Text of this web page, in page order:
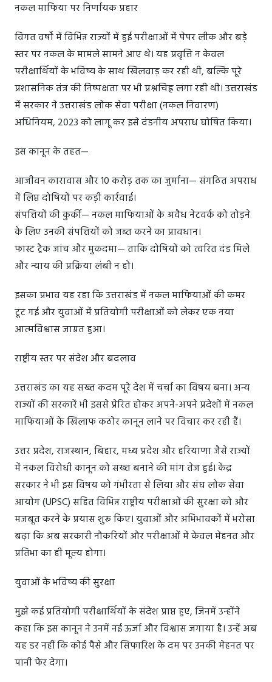
नकल माफिया पर निर्णायक प्रहार
विगत वर्षों में विभिन्न राज्यों में हुई परीक्षाओं में पेपर लीक और बड़े
स्तर पर नकल के मामले सामने आए थे। यह प्रवृत्ति न केवल
परीक्षार्थियों के भविष्य के साथ खिलवाड़ कर रही थी, बल्कि पूरे
प्रशासनिक तंत्र की निष्पक्षता पर भी प्रश्नचिह्न लगा रही थी। उत्तराखंड
में सरकार ने उत्तराखंड लोक सेवा परीक्षा (नकल निवारण)
अधिनियम, 2023 को लागू कर इसे दंडनीय अपराध घोषित किया।
इस कानून के तहत—
आजीवन कारावास और 10 करोड़ तक का जुर्माना— संगठित अपराध
में लिप्त दोषियों पर कड़ी कार्रवाई।
संपत्तियों की कुर्की— नकल माफियाओं के अवैध नेटवर्क को तोड़ने
के लिए उनकी संपत्तियों को जब्त करने का प्रावधान।
फास्ट ट्रैक जांच और मुकदमा— ताकि दोषियों को त्वरित दंड मिले
और न्याय की प्रक्रिया लंबी न हो।
इसका प्रभाव यह रहा कि उत्तराखंड में नकल माफियाओं की कमर
टूट गई और युवाओं में प्रतियोगी परीक्षाओं को लेकर एक नया
आत्मविश्वास जाग्रत हुआ।
राष्ट्रीय स्तर पर संदेश और बदलाव
उत्तराखंड का यह सख्त कदम पूरे देश में चर्चा का विषय बना। अन्य
राज्यों की सरकारें भी इससे प्रेरित होकर अपने-अपने प्रदेशों में नकल
माफियाओं के खिलाफ कठोर कानून लाने पर विचार कर रही हैं।
उत्तर प्रदेश, राजस्थान, बिहार, मध्य प्रदेश और हरियाणा जैसे राज्यों
में नकल विरोधी कानून को सख्त बनाने की मांग तेज हुई। केंद्र
सरकार ने भी इस विषय को गंभीरता से लिया और संघ लोक सेवा
आयोग (UPSC) सहित विभिन्न राष्ट्रीय परीक्षाओं की सुरक्षा को और
मजबूत करने के प्रयास शुरू किए। युवाओं और अभिभावकों में भरोसा
बढ़ा कि अब सरकारी नौकरियों और परीक्षाओं में केवल मेहनत और
प्रतिभा का ही मूल्य होगा।
युवाओं के भविष्य की सुरक्षा
मुझे कई प्रतियोगी परीक्षार्थियों के संदेश प्राप्त हुए, जिनमें उन्होंने
कहा कि इस कानून ने उनमें नई ऊर्जा और विश्वास जगाया है। उन्हें अब
यह डर नहीं कि कोई पैसे और सिफारिश के दम पर उनकी मेहनत पर
पानी फेर देगा।